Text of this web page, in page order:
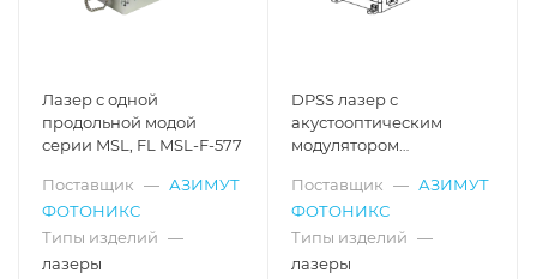
Лазер с одной
продольной модой
серии MSL, FL MSL-F-577
Поставщик — АЗИМУТ
ФОТОНИКС
Типы изделий —
лазеры
DPSS лазер с
акустооптическим
модулятором
AO–K–589
Поставщик — АЗИМУТ
ФОТОНИКС
Типы изделий —
лазеры